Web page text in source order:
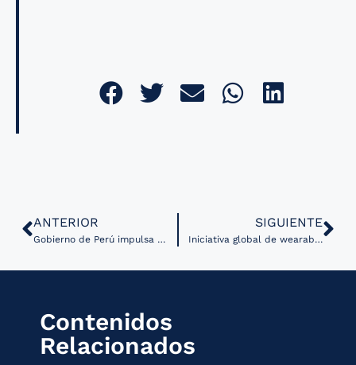
ANTERIOR
Gobierno de Perú impulsa la adopción de la Telesalud en todo el país
SIGUIENTE
Iniciativa global de wearables para la detección temprana de Alzheimer
Contenidos
Relacionados